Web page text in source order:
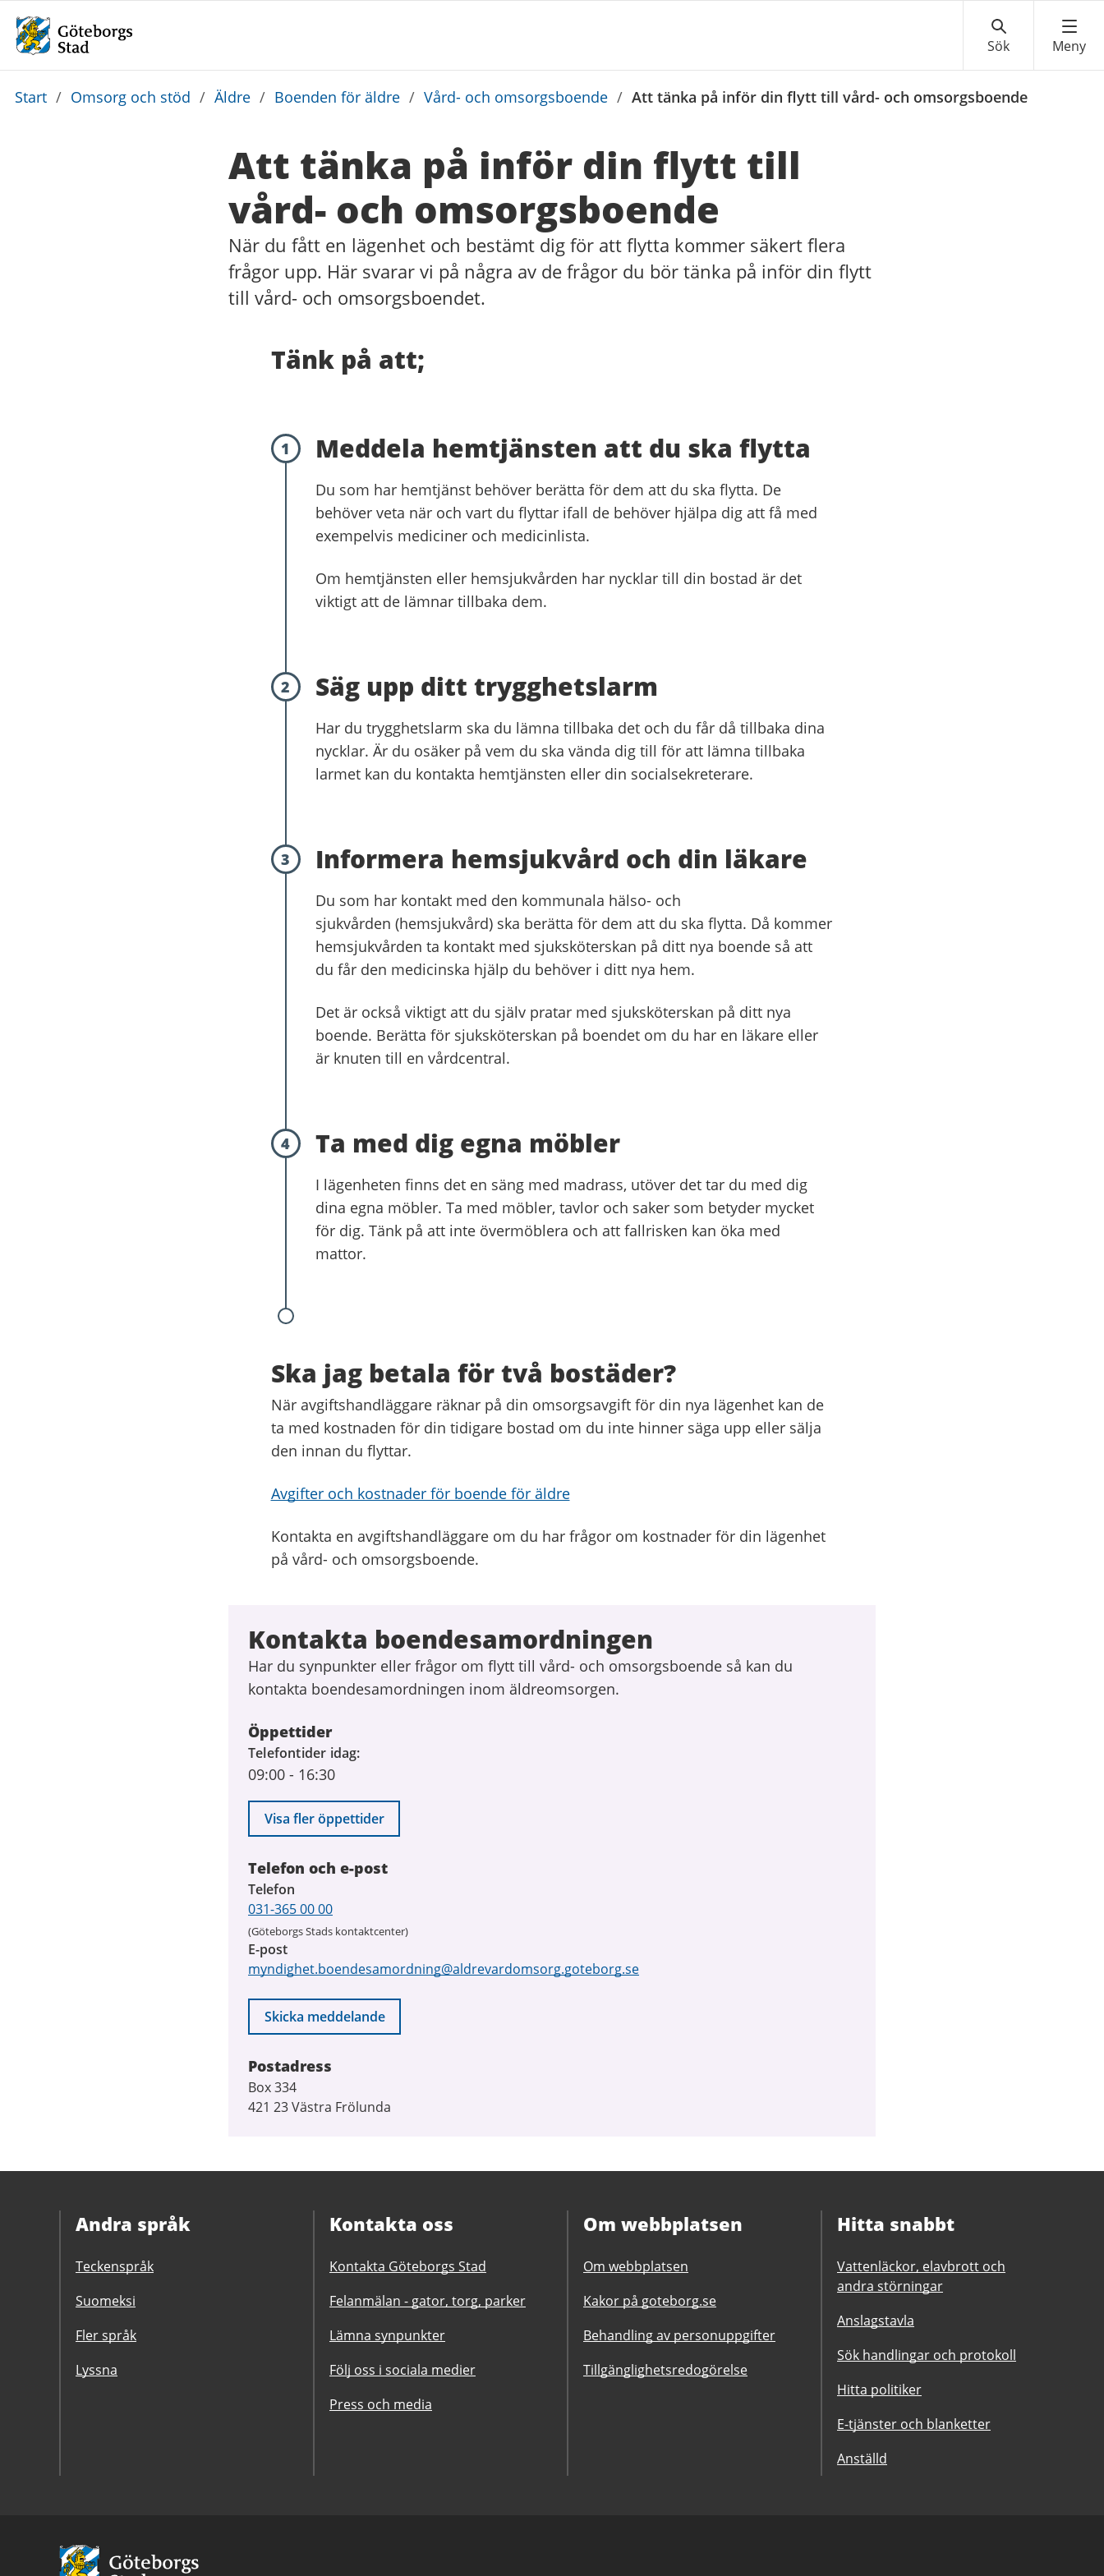
Du
Start / Omsorg och stöd / Äldre / Boenden för äldre / Vård- och omsorgsboende / Att tänka på inför din flytt till vård- och omsorgsboende
Att tänka på inför din flytt till
vård- och omsorgsboende
När du fått en lägenhet och bestämt dig för att flytta kommer säkert flera
frågor upp. Här svarar vi på några av de frågor du bör tänka på inför din flytt
till vård- och omsorgsboendet.
Tänk på att;
1 Meddela hemtjänsten att du ska flytta
Du som har hemtjänst behöver berätta för dem att du ska flytta. De
behöver veta när och vart du flyttar ifall de behöver hjälpa dig att få med
exempelvis mediciner och medicinlista.
Om hemtjänsten eller hemsjukvården har nycklar till din bostad är det
viktigt att de lämnar tillbaka dem.
2 Säg upp ditt trygghetslarm
Har du trygghetslarm ska du lämna tillbaka det och du får då tillbaka dina
nycklar. Är du osäker på vem du ska vända dig till för att lämna tillbaka
larmet kan du kontakta hemtjänsten eller din socialsekreterare.
3 Informera hemsjukvård och din läkare
Du som har kontakt med den kommunala hälso- och
sjukvården (hemsjukvård) ska berätta för dem att du ska flytta. Då kommer
hemsjukvården ta kontakt med sjuksköterskan på ditt nya boende så att
du får den medicinska hjälp du behöver i ditt nya hem.
Det är också viktigt att du själv pratar med sjuksköterskan på ditt nya
boende. Berätta för sjuksköterskan på boendet om du har en läkare eller
är knuten till en vårdcentral.
4 Ta med dig egna möbler
I lägenheten finns det en säng med madrass, utöver det tar du med dig
dina egna möbler. Ta med möbler, tavlor och saker som betyder mycket
för dig. Tänk på att inte övermöblera och att fallrisken kan öka med
mattor.
Ska jag betala för två bostäder?
När avgiftshandläggare räknar på din omsorgsavgift för din nya lägenhet kan de
ta med kostnaden för din tidigare bostad om du inte hinner säga upp eller sälja
den innan du flyttar.
Avgifter och kostnader för boende för äldre
Kontakta en avgiftshandläggare om du har frågor om kostnader för din lägenhet
på vård- och omsorgsboende.
Kontakta boendesamordningen
Har du synpunkter eller frågor om flytt till vård- och omsorgsboende så kan du
kontakta boendesamordningen inom äldreomsorgen.
Öppettider
Telefontider idag
09:00 - 16:30
Visa fler öppettider
Telefon och e-post
Telefon
031-365 00 00
(Göteborgs Stads kontaktcenter)
E-post
myndighet.boendesamordning@aldrevardomsorg.goteborg.se
Skicka meddelande
Postadress
Box 334
421 23 Västra Frölunda
Andra språk
Teckenspråk
Suomeksi
Fler språk
Lyssna
Kontakta oss
Kontakta Göteborgs Stad
Felanmälan - gator, torg, parker
Lämna synpunkter
Följ oss i sociala medier
Press och media
Om webbplatsen
Om webbplatsen
Kakor på goteborg.se
Behandling av personuppgifter
Tillgänglighetsredogörelse
Hitta snabbt
Vattenläckor, elavbrott och
andra störningar
Anslagstavla
Sök handlingar och protokoll
Hitta politiker
E-tjänster och blanketter
Anställd
Avsändare: